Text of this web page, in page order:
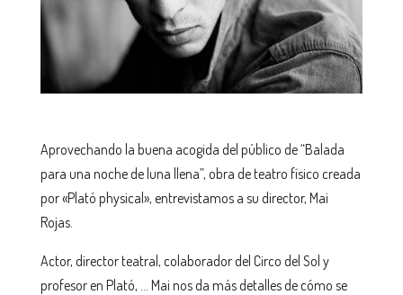
Aprovechando la buena acogida del público de “Balada
para una noche de luna llena”, obra de teatro físico creada
por «Plató physical», entrevistamos a su director, Mai
Rojas.
Actor, director teatral, colaborador del Circo del Sol y
profesor en Plató, … Mai nos da más detalles de cómo se